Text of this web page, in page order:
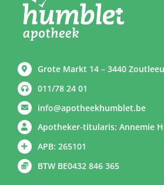
Grote Markt 14 – 3440
011/78 24 01
info@apotheekhumblet.be
Apotheker-titularis: Annemie
APB: 265101
BTW BE0432 846 365